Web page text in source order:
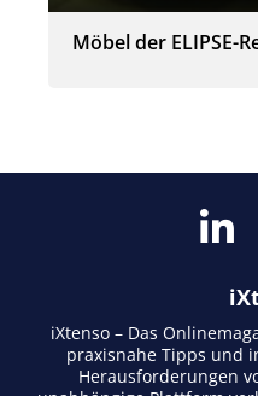
Möbel der ELIPSE-
iXtenso – Das
praxisnahe Tipps und
Herausforderungen